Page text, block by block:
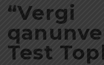
“Vergi
Test